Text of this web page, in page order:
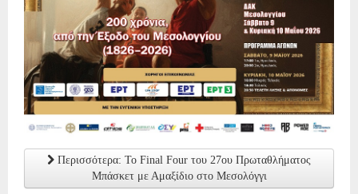
Περισσότερα: Το Final Four του 27ου Πρωταθλήματος
Μπάσκετ με Αμαξίδιο στο Μεσολόγγι